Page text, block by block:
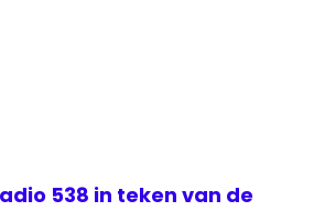
538 in teken van de